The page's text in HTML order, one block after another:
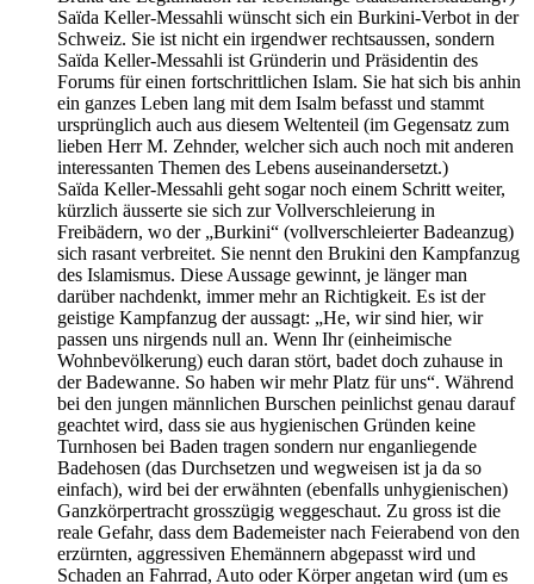
Saïda Keller-Messahli wünscht sich ein Burkini-Verbot in der
Schweiz. Sie ist nicht ein irgendwer rechtsaussen, sondern
Saïda Keller-Messahli ist Gründerin und Präsidentin des
Forums für einen fortschrittlichen Islam. Sie hat sich bis anhin
ein ganzes Leben lang mit dem Isalm befasst und stammt
ursprünglich auch aus diesem Weltenteil (im Gegensatz zum
lieben Herr M. Zehnder, welcher sich auch noch mit anderen
interessanten Themen des Lebens auseinandersetzt.)
Saïda Keller-Messahli geht sogar noch einem Schritt weiter,
kürzlich äusserte sie sich zur Vollverschleierung in
Freibädern, wo der „Burkini“ (vollverschleierter Badeanzug)
sich rasant verbreitet. Sie nennt den Brukini den Kampfanzug
des Islamismus. Diese Aussage gewinnt, je länger man
darüber nachdenkt, immer mehr an Richtigkeit. Es ist der
geistige Kampfanzug der aussagt: „He, wir sind hier, wir
passen uns nirgends null an. Wenn Ihr (einheimische
Wohnbevölkerung) euch daran stört, badet doch zuhause in
der Badewanne. So haben wir mehr Platz für uns“. Während
bei den jungen männlichen Burschen peinlichst genau darauf
geachtet wird, dass sie aus hygienischen Gründen keine
Turnhosen bei Baden tragen sondern nur enganliegende
Badehosen (das Durchsetzen und wegweisen ist ja da so
einfach), wird bei der erwähnten (ebenfalls unhygienischen)
Ganzkörpertracht grosszügig weggeschaut. Zu gross ist die
reale Gefahr, dass dem Bademeister nach Feierabend von den
erzürnten, aggressiven Ehemännern abgepasst wird und
Schaden an Fahrrad, Auto oder Körper angetan wird (um es